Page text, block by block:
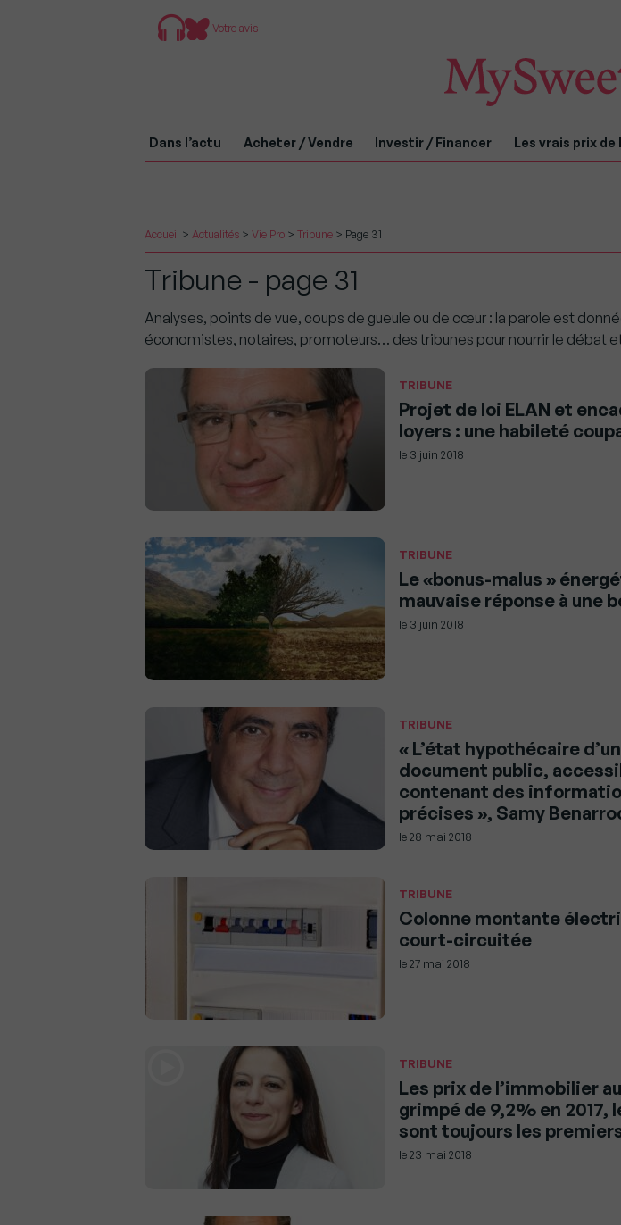
Votre avis
Dans l’actu Acheter / Vendre Investir / Financer Les vrais prix de
Accueil > Actualités > Vie Pro > Tribune > Page 31
Tribune - page 31
Analyses, points de vue, coups de gueule ou de cœur : la parole est
économistes, notaires, promoteurs… des tribunes pour nourrir le débat
TRIBUNE
Projet de loi ELAN et
loyers : une habileté
le 3 juin 2018
TRIBUNE
Le «bonus-malus »
mauvaise réponse à une
le 3 juin 2018
TRIBUNE
« L’état hypothécaire
document public,
contenant des
précises », Samy
le28 mai 2018
TRIBUNE
Colonne montante
court-circuitée
le27 mai 2018
TRIBUNE
Les prix de l’immobilier
grimpé de 9,2% en 2017,
sont toujours les
le23 mai 2018